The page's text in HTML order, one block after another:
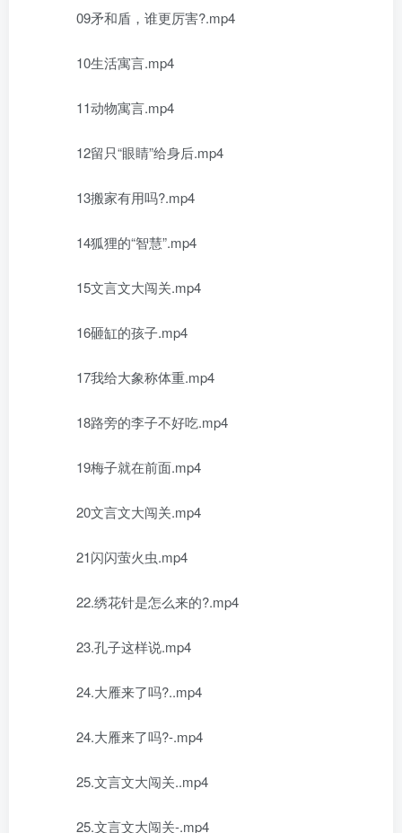
09矛和盾，谁更厉害?.mp4
10生活寓言.mp4
11动物寓言.mp4
12留只“眼睛”给身后.mp4
13搬家有用吗?.mp4
14狐狸的“智慧”.mp4
15文言文大闯关.mp4
16砸缸的孩子.mp4
17我给大象称体重.mp4
18路旁的李子不好吃.mp4
19梅子就在前面.mp4
20文言文大闯关.mp4
21闪闪萤火虫.mp4
22.绣花针是怎么来的?.mp4
23.孔子这样说.mp4
24.大雁来了吗?..mp4
24.大雁来了吗?-.mp4
25.文言文大闯关..mp4
25.文言文大闯关-.mp4